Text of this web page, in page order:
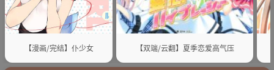
【漫画/完结】仆少女 【双端/云翻】夏季恋爱高气压